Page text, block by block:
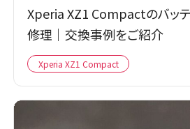
Xperia XZ1 Compactのバッ
修理｜交換事例をご紹介
Xperia XZ1 Compact